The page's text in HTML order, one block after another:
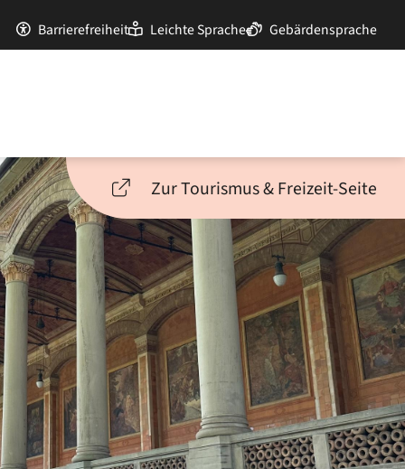
Barrierefreiheit Leichte Sprache Gebärdensprache
Zur Tourismus & Freizeit-Seite